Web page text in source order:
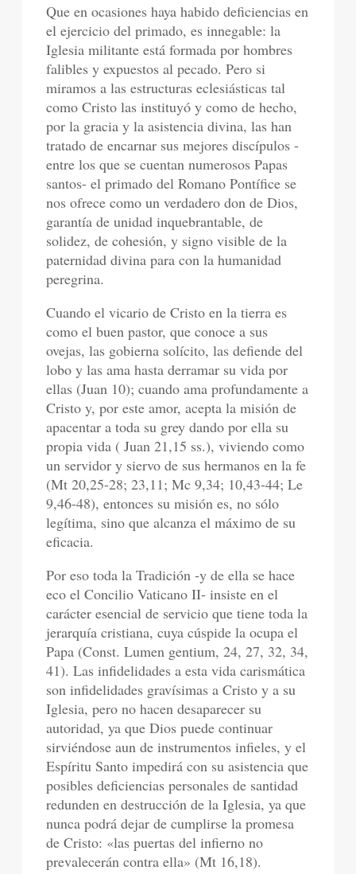
Que en ocasiones haya habido deficiencias en
el ejercicio del primado, es innegable: la
Iglesia militante está formada por hombres
falibles y expuestos al pecado. Pero si
miramos a las estructuras eclesiásticas tal
como Cristo las instituyó y como de hecho,
por la gracia y la asistencia divina, las han
tratado de encarnar sus mejores discípulos -
entre los que se cuentan numerosos Papas
santos- el primado del Romano Pontífice se
nos ofrece como un verdadero don de Dios,
garantía de unidad inquebrantable, de
solidez, de cohesión, y signo visible de la
paternidad divina para con la humanidad
peregrina.
Cuando el vicario de Cristo en la tierra es
como el buen pastor, que conoce a sus
ovejas, las gobierna solícito, las defiende del
lobo y las ama hasta derramar su vida por
ellas (Juan 10); cuando ama profundamente a
Cristo y, por este amor, acepta la misión de
apacentar a toda su grey dando por ella su
propia vida ( Juan 21,15 ss.), viviendo como
un servidor y siervo de sus hermanos en la fe
(Mt 20,25-28; 23,11; Mc 9,34; 10,43-44; Le
9,46-48), entonces su misión es, no sólo
legítima, sino que alcanza el máximo de su
eficacia.
Por eso toda la Tradición -y de ella se hace
eco el Concilio Vaticano II- insiste en el
carácter esencial de servicio que tiene toda la
jerarquía cristiana, cuya cúspide la ocupa el
Papa (Const. Lumen gentium, 24, 27, 32, 34,
41). Las infidelidades a esta vida carismática
son infidelidades gravísimas a Cristo y a su
Iglesia, pero no hacen desaparecer su
autoridad, ya que Dios puede continuar
sirviéndose aun de instrumentos infieles, y el
Espíritu Santo impedirá con su asistencia que
posibles deficiencias personales de santidad
redunden en destrucción de la Iglesia, ya que
nunca podrá dejar de cumplirse la promesa
de Cristo: «las puertas del infierno no
prevalecerán contra ella» (Mt 16,18).